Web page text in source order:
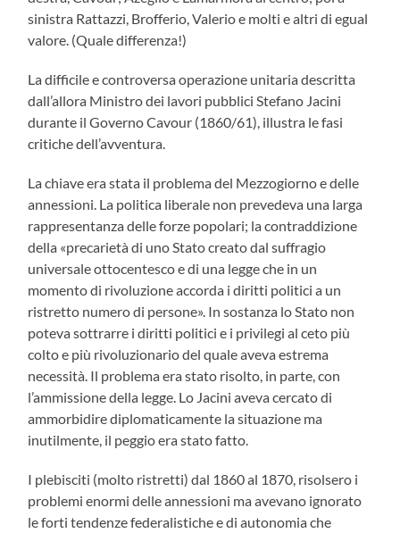
sinistra Rattazzi, Brofferio, Valerio e molti e altri di egual
valore. (Quale differenza!)
La difficile e controversa operazione unitaria descritta
dall’allora Ministro dei lavori pubblici Stefano Jacini
durante il Governo Cavour (1860/61), illustra le fasi
critiche dell’avventura.
La chiave era stata il problema del Mezzogiorno e delle
annessioni. La politica liberale non prevedeva una larga
rappresentanza delle forze popolari; la contraddizione
della «precarietà di uno Stato creato dal suffragio
universale ottocentesco e di una legge che in un
momento di rivoluzione accorda i diritti politici a un
ristretto numero di persone». In sostanza lo Stato non
poteva sottrarre i diritti politici e i privilegi al ceto più
colto e più rivoluzionario del quale aveva estrema
necessità. Il problema era stato risolto, in parte, con
l’ammissione della legge. Lo Jacini aveva cercato di
ammorbidire diplomaticamente la situazione ma
inutilmente, il peggio era stato fatto.
I plebisciti (molto ristretti) dal 1860 al 1870, risolsero i
problemi enormi delle annessioni ma avevano ignorato
le forti tendenze federalistiche e di autonomia che